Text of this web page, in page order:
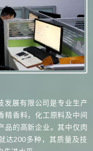
发展有限公司是专业生产
精香料，化工原料及中间
品的高新企业。其中仅肉
达200多种，其质量及技